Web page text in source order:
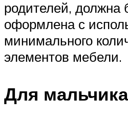
родителей, должна
оформлена с
минимального
элементов мебели.
Для мальчика